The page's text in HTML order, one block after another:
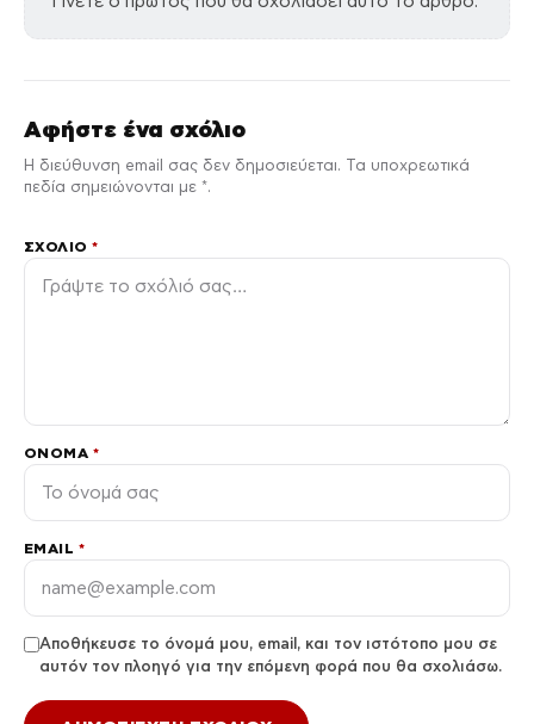
Αφήστε ένα σχόλιο
Η διεύθυνση email σας δεν δημοσιεύεται. Τα υποχρεωτικά
πεδία σημειώνονται με *.
ΣΧΌΛΙΟ*
ΌΝΟΜΑ *
EMAIL *
Αποθήκευσε το όνομά μου, email, και τον ιστότοπο μου σε
αυτόν τον πλοηγό για την επόμενη φορά που θα σχολιάσω.